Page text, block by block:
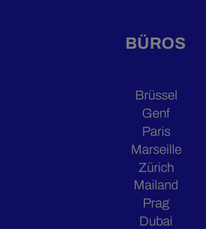
BÜROS
Brüssel
Genf
Paris
Marseille
Zürich
Mailand
Prag
Dubai